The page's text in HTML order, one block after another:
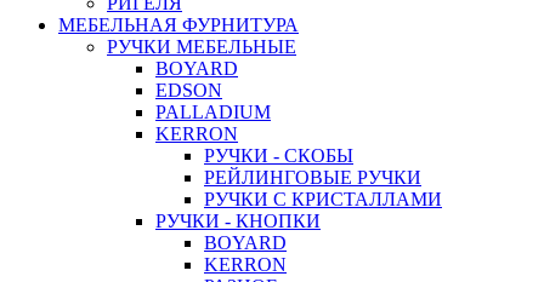
МЕБЕЛЬНАЯ ФУРНИТУРА
РУЧКИ МЕБЕЛЬНЫЕ
BOYARD
EDSON
PALLADIUM
KERRON
РУЧКИ - СКОБЫ
РЕЙЛИНГОВЫЕ РУЧКИ
РУЧКИ С КРИСТАЛЛАМИ
РУЧКИ - КНОПКИ
BOYARD
KERRON